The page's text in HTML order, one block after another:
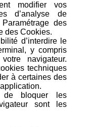
modifier vos
d’analyse de
des
des Cookies.
d’interdire le
y compris
navigateur.
techniques
à certaines des
de bloquer les
sont les